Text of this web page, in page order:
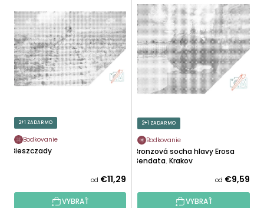
P
R
O
D
K
T
O
V
Ý
P
S
P
R
U
K
T
2+1 ZADARMO
Bodkovanie
Bieszczady
od €11,29
VYBRAŤ
2+1 ZADARMO
Bodkovanie
Bronzová socha hlavy Erosa
Bendata, Krakov
od €9,59
VYBRAŤ